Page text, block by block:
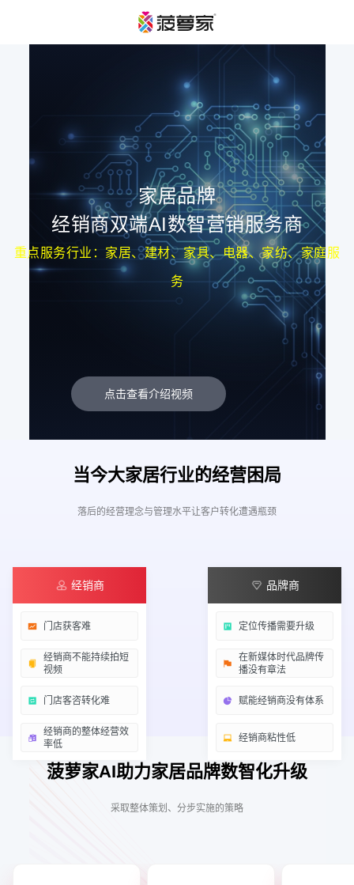
家居品牌
经销商双端AI数智营销服务商
重点服务行业：家居、建材、家具、电器、家纺、家庭服
务
点击查看介绍视频
当今大家居行业的经营困局
落后的经营理念与管理水平让客户转化遭遇瓶颈
经销商
门店获客难
经销商不能持续拍短
视频
门店客咨转化难
经销商的整体经营效
率低
品牌商
定位传播需要升级
在新媒体时代品牌传
播没有章法
赋能经销商没有体系
经销商粘性低
菠萝家AI助力家居品牌数智化升级
采取整体策划、分步实施的策略